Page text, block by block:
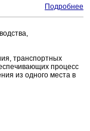
Подробнее
транспортных
процесс
из одного места в